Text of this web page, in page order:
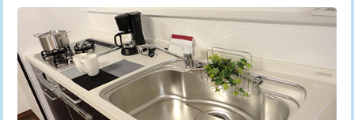
給水管工事※（バンド止め) 3,300円
給水管工事※（支持金具設置) 5,500円
給水管工事※（保温材使用（バンド止
め込み）)
5,500円
追加トーラー機使用/3m超え +3,300円
カメラ調査 33,000円
桝清掃 8,800円